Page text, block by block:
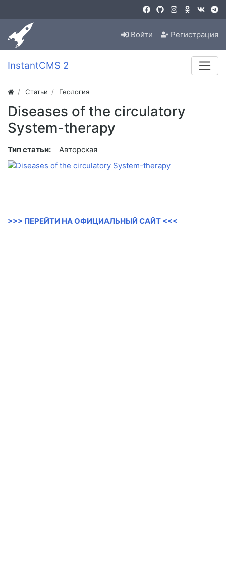
Войти Регистрация
InstantCMS 2
Статьи Геология
Diseases of the circulatory
System-therapy
Тип статьи: Авторская
>>> ПЕРЕЙТИ НА ОФИЦИАЛЬНЫЙ САЙТ <<<